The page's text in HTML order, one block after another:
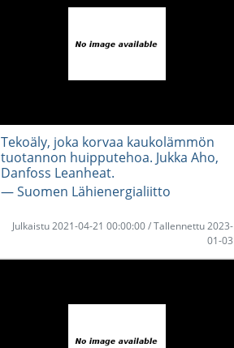
Tekoäly, joka korvaa kaukolämmön
tuotannon huipputehoa. Jukka Aho,
Danfoss Leanheat.
― Suomen Lähienergialiitto
Julkaistu 2021-04-21 00:00:00 / Tallennettu 2023-
01-03